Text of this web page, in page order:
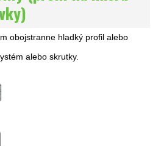
obojstranne hladký profil alebo
alebo skrutky.